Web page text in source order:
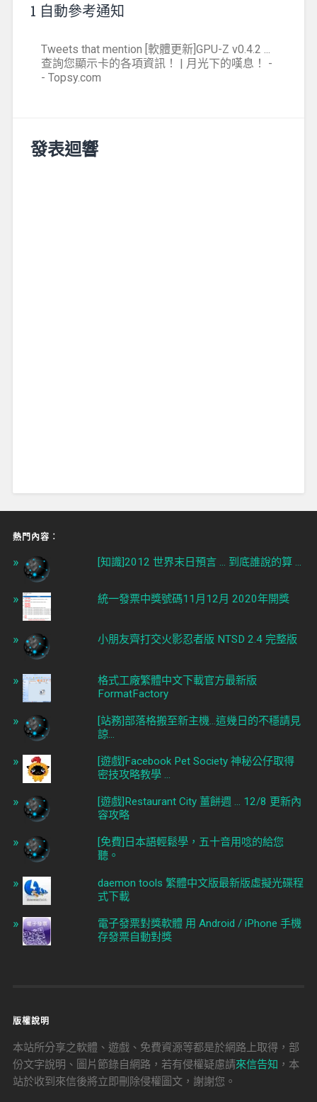
1 自動參考通知
Tweets that mention [軟體更新]GPU-Z v0.4.2 ...
查詢您顯示卡的各項資訊！ | 月光下的嘆息！ -
- Topsy.com
發表迴響
熱門內容︰
[知識]2012 世界末日預言 ... 到底誰說的算 ...
統一發票中獎號碼11月12月 2020年開獎
小朋友齊打交火影忍者版 NTSD 2.4 完整版
格式工廠繁體中文下載官方最新版
FormatFactory
[站務]部落格搬至新主機...這幾日的不穩請見
諒...
[遊戲]Facebook Pet Society 神秘公仔取得
密技攻略教學 ...
[遊戲]Restaurant City 薑餅週 ... 12/8 更新內
容攻略
[免費]日本語輕鬆學，五十音用唸的給您
聽。
daemon tools 繁體中文版最新版虛擬光碟程
式下載
電子發票對獎軟體 用 Android / iPhone 手機
存發票自動對獎
版權說明
本站所分享之軟體、遊戲、免費資源等都是於網路上取得，部
份文字說明、圖片節錄自網路，若有侵權疑慮請來信告知 ，本
站於收到來信後將立即刪除侵權圖文，謝謝您。